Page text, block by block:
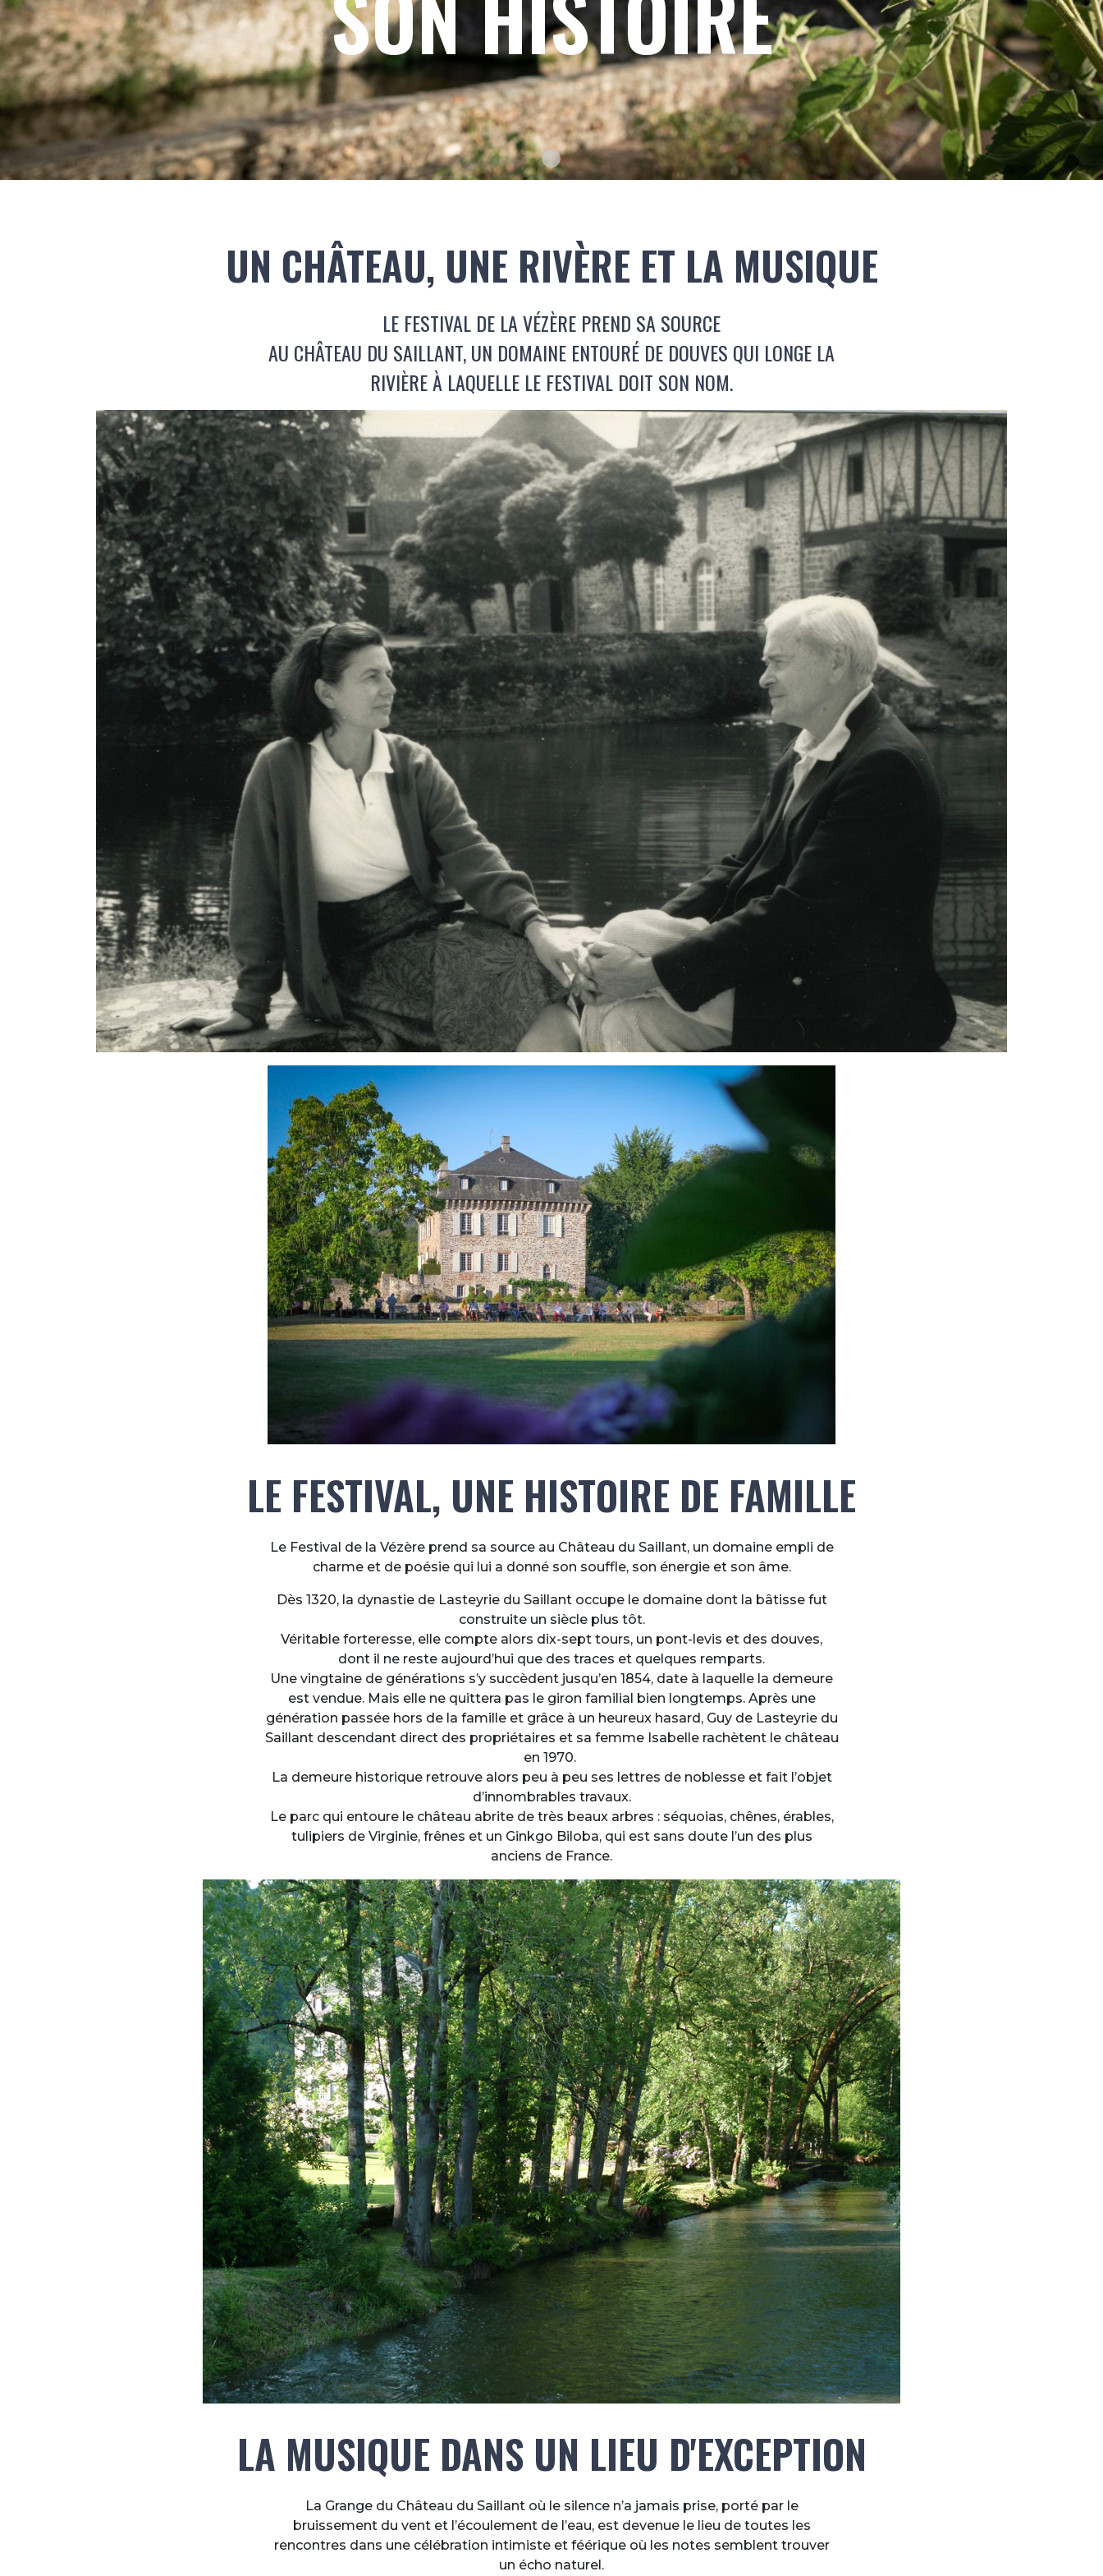
Texte du slide
UN CHÂTEAU, UNE RIVÈRE ET LA MUSIQUE
LE FESTIVAL DE LA VÉZÈRE PREND SA SOURCE
AU CHÂTEAU DU SAILLANT, UN DOMAINE ENTOURÉ DE DOUVES QUI LONGE LA
RIVIÈRE À LAQUELLE LE FESTIVAL DOIT SON NOM.
LE FESTIVAL, UNE HISTOIRE DE FAMILLE
Le Festival de la Vézère prend sa source au Château du Saillant, un domaine empli de
charme et de poésie qui lui a donné son souffle, son énergie et son âme.
Dès 1320, la dynastie de Lasteyrie du Saillant occupe le domaine dont la bâtisse fut
construite un siècle plus tôt.
Véritable forteresse, elle compte alors dix-sept tours, un pont-levis et des douves,
dont il ne reste aujourd’hui que des traces et quelques remparts.
Une vingtaine de générations s’y succèdent jusqu’en 1854, date à laquelle la demeure
est vendue. Mais elle ne quittera pas le giron familial bien longtemps. Après une
génération passée hors de la famille et grâce à un heureux hasard, Guy de Lasteyrie du
Saillant descendant direct des propriétaires et sa femme Isabelle rachètent le château
en 1970.
La demeure historique retrouve alors peu à peu ses lettres de noblesse et fait l’objet
d’innombrables travaux.
Le parc qui entoure le château abrite de très beaux arbres : séquoias, chênes, érables,
tulipiers de Virginie, frênes et un Ginkgo Biloba, qui est sans doute l’un des plus
anciens de France.
LA MUSIQUE DANS UN LIEU D'EXCEPTION
La Grange du Château du Saillant où le silence n’a jamais prise, porté par le
bruissement du vent et l’écoulement de l’eau, est devenue le lieu de toutes les
rencontres dans une célébration intimiste et féérique où les notes semblent trouver
un écho naturel.